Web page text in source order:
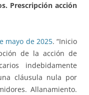
Prescripción acción
mayo de 2025. “Inicio
de la acción de
indebidamente
cláusula nula por
Allanamiento.